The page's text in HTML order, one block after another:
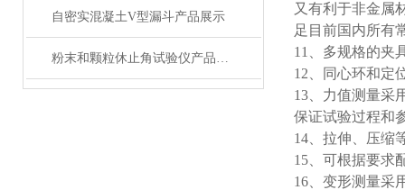
自密实混凝土V型漏斗产品展示
粉末和颗粒休止角试验仪产品展示
又有利于非金属
足目前国内所有
11、多规格的夹
12、同心环和定
13、力值测量采
保证试验过程和
14、拉伸、压缩
15、可根据要求
16、变形测量采